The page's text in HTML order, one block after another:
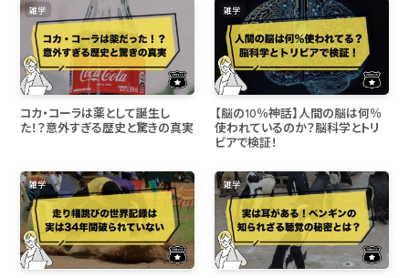
雑学
コカ・コーラは薬として誕生し
た！？意外すぎる歴史と驚きの真実
雑学
【脳の10％神話】人間の脳は何％
使われているのか？脳科学とトリ
ビアで検証！
雑学 雑学